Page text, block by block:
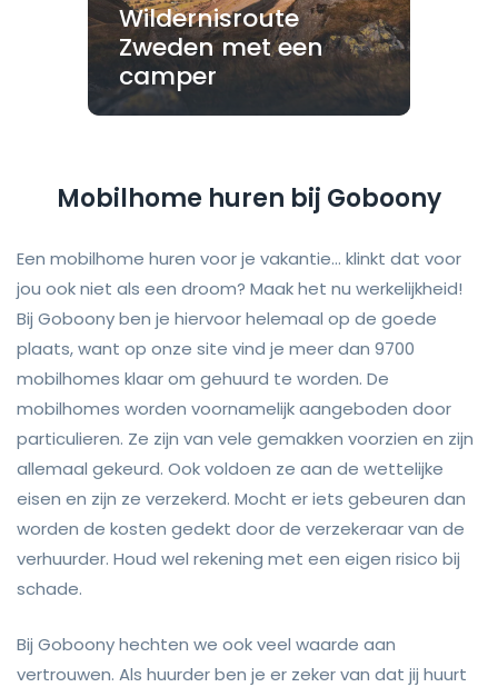
Wildernisroute
Zweden met een
camper
Mobilhome huren bij Goboony
Een mobilhome huren voor je vakantie... klinkt dat voor
jou ook niet als een droom? Maak het nu werkelijkheid!
Bij Goboony ben je hiervoor helemaal op de goede
plaats, want op onze site vind je meer dan 9700
mobilhomes klaar om gehuurd te worden. De
mobilhomes worden voornamelijk aangeboden door
particulieren. Ze zijn van vele gemakken voorzien en zijn
allemaal gekeurd. Ook voldoen ze aan de wettelijke
eisen en zijn ze verzekerd. Mocht er iets gebeuren dan
worden de kosten gedekt door de verzekeraar van de
verhuurder. Houd wel rekening met een eigen risico bij
schade.
Bij Goboony hechten we ook veel waarde aan
vertrouwen. Als huurder ben je er zeker van dat jij huurt